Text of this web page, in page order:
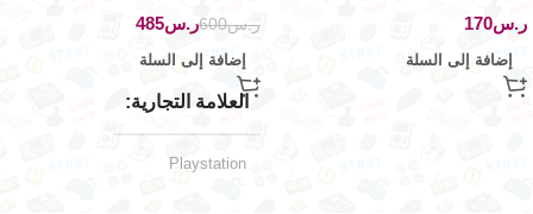
ر.س
إضافة إلى السلة
ر.س600ر.س485
إضافة إلى السلة
العلامة التجارية
Playstation